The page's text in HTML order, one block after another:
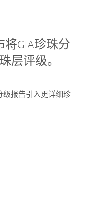
GIA珍珠分
层评级。
级报告引入更详细珍